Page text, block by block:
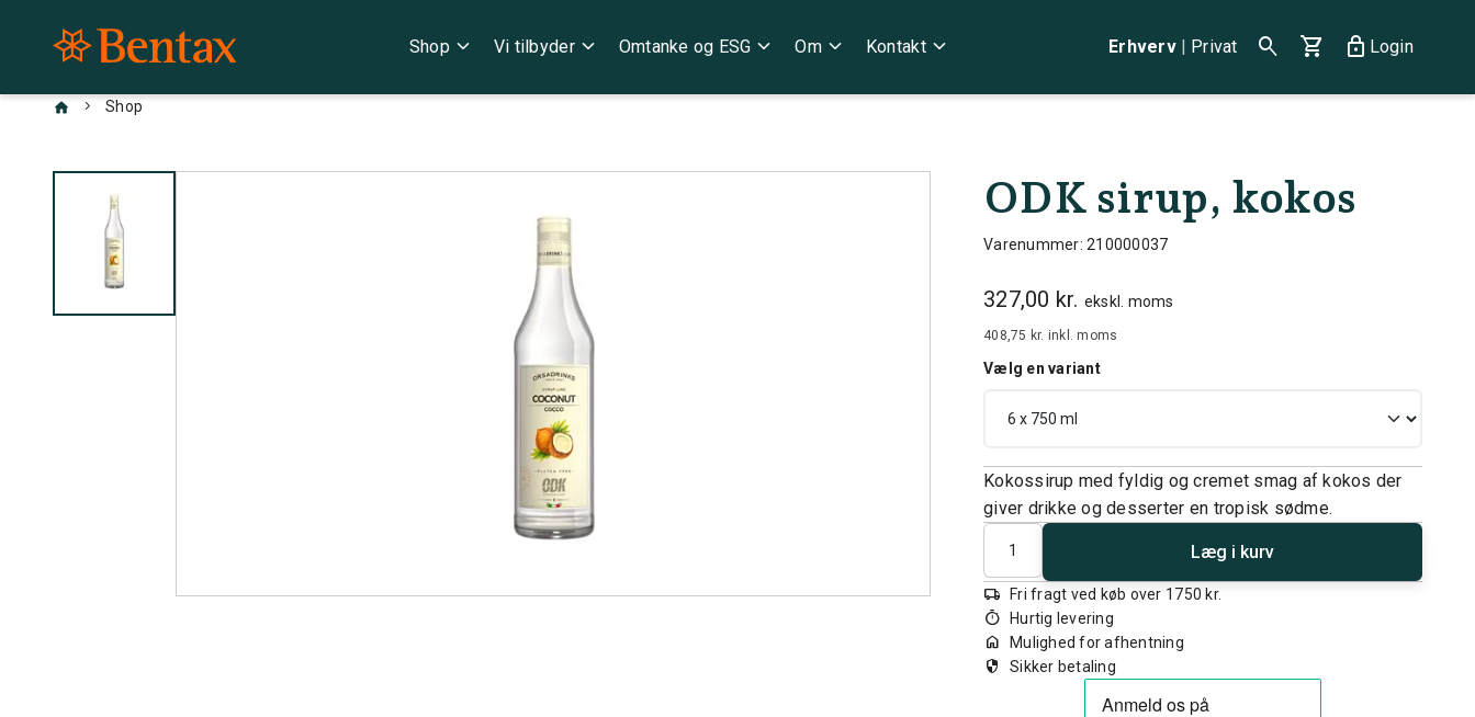
Shop expand_more Vi tilbyderexpand_more Omtanke og ESG expand_more Omexpand_more Kontaktexpand_more Erhverv | Privat search shopping_cart lock Login
chevron_right Shop
ODK sirup, kokos
Varenummer: 210000037
327,00 kr. ekskl. moms
408,75 kr. inkl. moms
Vælg en variant
Kokossirup med fyldig og cremet smag af kokos der
giver drikke og desserter en tropisk sødme.
Antal
Læg i kurv
local_shipping Fri fragt ved køb over 1750 kr.
timer Hurtig levering
home Mulighed for afhentning
security Sikker betaling